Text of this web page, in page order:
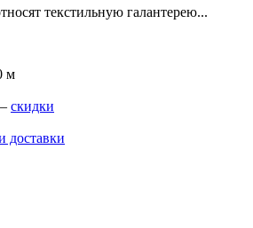
текстильную галантерею...
м
скидки
доставки